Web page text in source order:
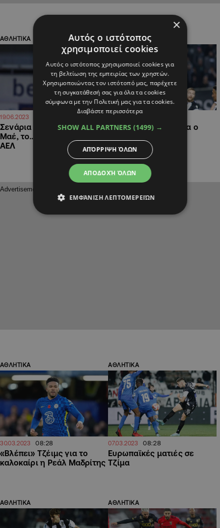
ΑΘΛΗΤΙΚΑ
19.06.2023
Σενάρια για Λούτον και
Μαέ, το… παρακολουθεί η
ΑΕΛ
ΑΘΛΗΤΙΚΑ
18.06.2023
«Στη λίστα της Θέλτα ο
ΑΘΛΗΤΙΚΑ
30.03.2023 08:28
«Βλέπει» Τζέιμς για το
καλοκαίρι η Ρεάλ Μαδρίτης
ΑΘΛΗΤΙΚΑ
07.03.2023 08:28
Ευρωπαϊκές ματιές σε
Τζίμα
ΑΘΛΗΤΙΚΑ ΑΘΛΗΤΙΚΑ
×
Αυτός ο ιστότοπος
χρησιμοποιεί cookies
Αυτός ο ιστότοπος χρησιμοποιεί cookies για
τη βελτίωση της εμπειρίας των χρηστών.
Χρησιμοποιώντας τον ιστότοπό μας, παρέχετε
τη συγκατάθεσή σας για όλα τα cookies
σύμφωνα με την Πολιτική μας για τα cookies.
Διαβάστε περισσότερα
SHOW ALL PARTNERS (1499) →
ΑΠΟΔΟΧΉ ΌΛΩΝ
ΑΠΌΡΡΙΨΗ ΌΛΩΝ
ΕΜΦΆΝΙΣΗ ΛΕΠΤΟΜΕΡΕΙΏΝ